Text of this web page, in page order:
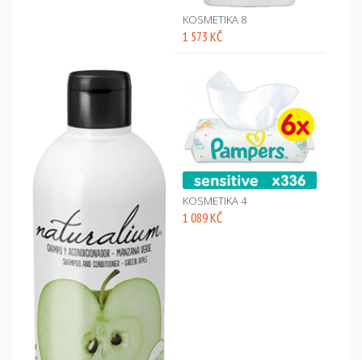
KOSMETIKA 8
1 573 KČ
KOSMETIKA 4
1 089 KČ